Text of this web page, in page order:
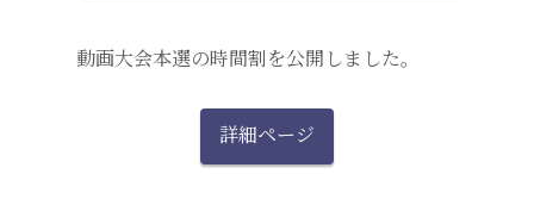
動画大会本選の時間割を公開しました。
詳細ページ